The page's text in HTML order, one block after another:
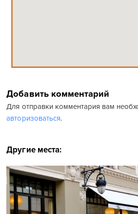
Добавить комментарий
Для отправки комментария вам
авторизоваться.
Другие места: